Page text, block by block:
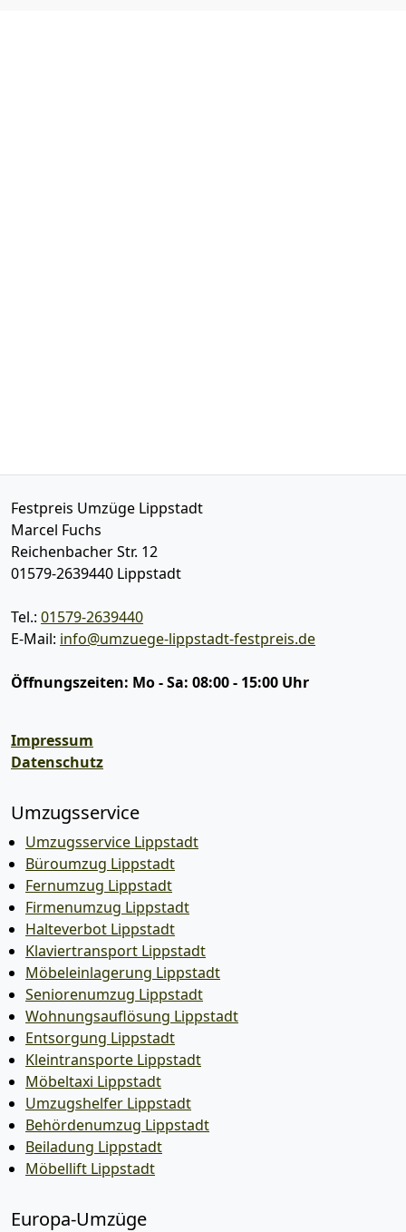
Festpreis Umzüge Lippstadt
Marcel Fuchs
Reichenbacher Str. 12
01579-2639440 Lippstadt
Tel.: 01579-2639440
E-Mail: info@umzuege-lippstadt-festpreis.de
Öffnungszeiten: Mo - Sa: 08:00 - 15:00 Uhr
Impressum
Datenschutz
Umzugsservice
Umzugsservice Lippstadt
Büroumzug Lippstadt
Fernumzug Lippstadt
Firmenumzug Lippstadt
Halteverbot Lippstadt
Klaviertransport Lippstadt
Möbeleinlagerung Lippstadt
Seniorenumzug Lippstadt
Wohnungsauflösung Lippstadt
Entsorgung Lippstadt
Kleintransporte Lippstadt
Möbeltaxi Lippstadt
Umzugshelfer Lippstadt
Behördenumzug Lippstadt
Beiladung Lippstadt
Möbellift Lippstadt
Europa-Umzüge